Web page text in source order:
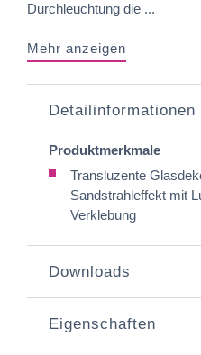
Durchleuchtung die ...
Mehr anzeigen
Detailinformationen
Produktmerkmale
Transluzente
Sandstrahleffekt mit
Verklebung
Downloads
Eigenschaften